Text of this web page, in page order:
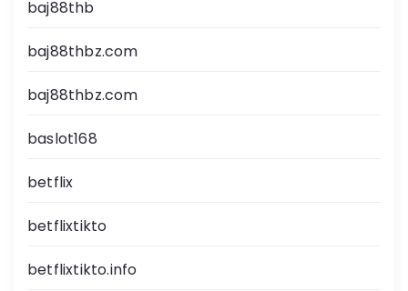
baj88thb
baj88thbz.com
baj88thbz.com
baslot168
betflix
betflixtikto
betflixtikto.info